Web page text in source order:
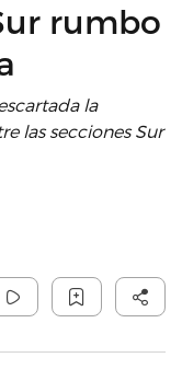
rumbo
la
las secciones Sur